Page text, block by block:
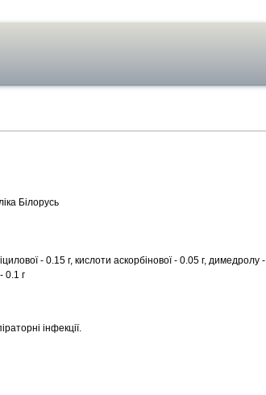
Білорусь
- 0.15 г, кислоти аскорбінової - 0.05 г, димедролу -
0.1 г
інфекції.